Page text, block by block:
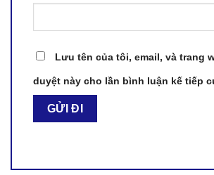
Lưu tên của tôi, email, và trang
duyệt này cho lần bình luận kế tiếp